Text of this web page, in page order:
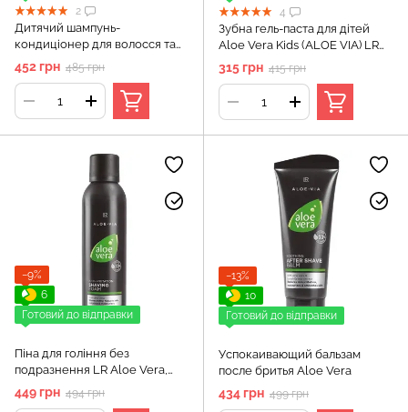
2
Дитячий шампунь-
кондиціонер для волосся та
тіла LR ALOE VIA Aloe Vera
Kids, 250 мл
452 грн 485 грн
4
Зубна гель-паста для дітей
Aloe Vera Kids (ALOE VIA) LR
315 грн 415 грн
−9%
6
Готовий до відправки
Піна для гоління без
подразнення LR Aloe Vera,
449 грн 494 грн
−13%
10
Готовий до відправки
Успокаивающий бальзам
после бритья Aloe Vera
434 грн 499 грн